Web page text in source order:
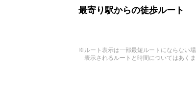
最寄り駅からの徒歩ルート
※ルート表示は一部最短ルートにならない場
表示されるルートと時間についてはあく